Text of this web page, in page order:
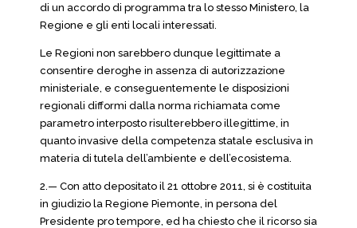
di un accordo di programma tra lo stesso Ministero, la
Regione e gli enti locali interessati.
Le Regioni non sarebbero dunque legittimate a
consentire deroghe in assenza di autorizzazione
ministeriale, e conseguentemente le disposizioni
regionali difformi dalla norma richiamata come
parametro interposto risulterebbero illegittime, in
quanto invasive della competenza statale esclusiva in
materia di tutela dell’ambiente e dell’ecosistema.
2.— Con atto depositato il 21 ottobre 2011, si è costituita
in giudizio la Regione Piemonte, in persona del
Presidente pro tempore, ed ha chiesto che il ricorso sia